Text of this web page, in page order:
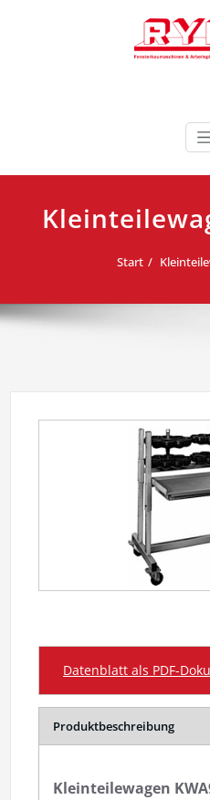
RYKO
Start
Datenblatt als PDF-
Produktbeschreibung
Kleinteilewagen